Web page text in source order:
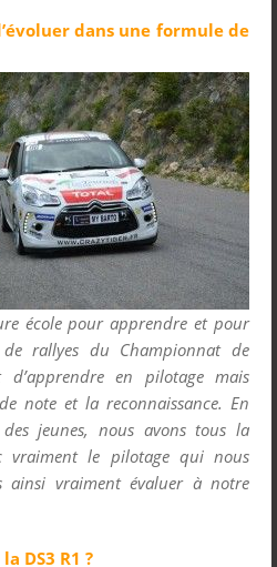
dans une formule de
école pour apprendre et pour
rallyes du Championnat de
d’apprendre en pilotage mais
note et la reconnaissance. En
jeunes, nous avons tous la
vraiment le pilotage qui nous
ainsi vraiment évaluer à notre
DS3 R1 ?